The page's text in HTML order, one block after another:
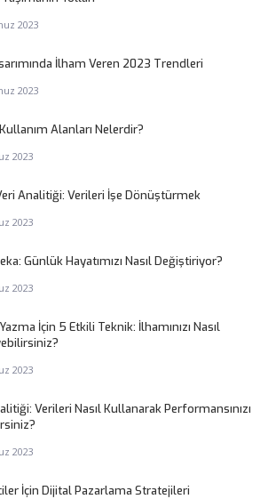
2023
İlham Veren 2023 Trendleri
2023
Alanları Nelerdir?
2023
Analitiği: Verileri İşe Dönüştürmek
2023
Günlük Hayatımızı Nasıl Değiştiriyor?
2023
Yazma İçin 5 Etkili Teknik: İlhamınızı Nasıl
2023
Verileri Nasıl Kullanarak Performansınızı
2023
İçin Dijital Pazarlama Stratejileri